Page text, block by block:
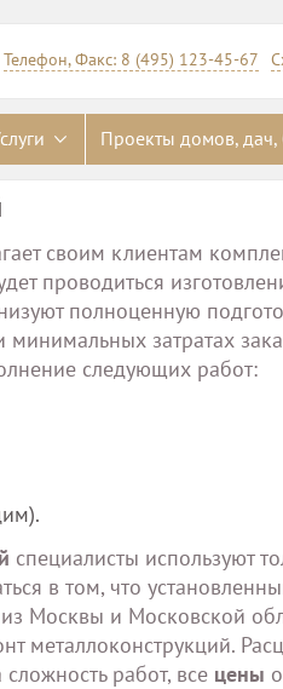
Телефон, Факс: 8 (495) 123-45-67
Проекты домов, дач,
своим клиентам
проводиться
полноценную
минимальных затратах
следующих работ:
специалисты используют
в том, что
Москвы и Московской
металлоконструкций.
работ, все цены